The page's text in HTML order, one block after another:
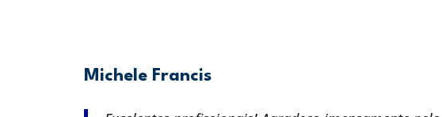
Michele Francis